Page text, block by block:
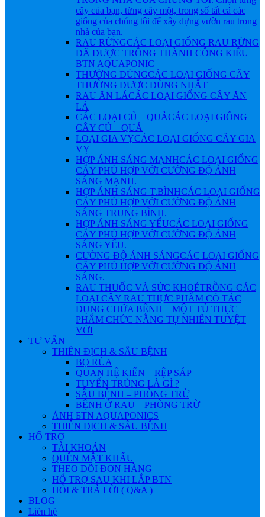
cây của bạn, từng cây một, trong số tất cả các
giống của chúng tôi để xây dựng vườn rau trong
nhà của bạn.
RAU RỪNGCÁC LOẠI GIỐNG RAU RỪNG
ĐÃ ĐƯỢC TRỒNG THÀNH CÔNG KIỂU
BTN AQUAPONIC
THƯỜNG DÙNGCÁC LOẠI GIỐNG CÂY
THƯỜNG ĐƯỢC DÙNG NHẤT
RAU ĂN LÁCÁC LOẠI GIỐNG CÂY ĂN
LÁ
CÁC LOẠI CỦ – QUẢCÁC LOẠI GIỐNG
CÂY CỦ – QUẢ
LOẠI GIA VỴCÁC LOẠI GIỐNG CÂY GIA
VỴ
HỢP ÁNH SÁNG MẠNHCÁC LOẠI GIỐNG
CÂY PHÙ HỢP VỚI CƯỜNG ĐỘ ÁNH
SÁNG MẠNH.
HỢP ÁNH SÁNG T.BÌNHCÁC LOẠI GIỐNG
CÂY PHÙ HỢP VỚI CƯỜNG ĐỘ ÁNH
SÁNG TRUNG BÌNH.
HỢP ÁNH SÁNG YẾUCÁC LOẠI GIỐNG
CÂY PHÙ HỢP VỚI CƯỜNG ĐỘ ÁNH
SÁNG YẾU.
CƯỜNG ĐỘ ÁNH SÁNGCÁC LOẠI GIỐNG
CÂY PHÙ HỢP VỚI CƯỜNG ĐỘ ÁNH
SÁNG.
RAU THUỐC VÀ SỨC KHOẺTRỒNG CÁC
LOẠI CÂY RAU THỰC PHẨM CÓ TÁC
DỤNG CHỮA BỆNH – MỘT TỦ THỰC
PHẨM CHỨC NĂNG TỰ NHIÊN TUYỆT
VỜI
TƯ VẤN
THIÊN ĐỊCH & SÂU BỆNH
BỌ RÙA
QUAN HỆ KIẾN – RỆP SÁP
TUYẾN TRÙNG LÀ GÌ ?
SÂU BỆNH – PHÒNG TRỪ
BỆNH Ở RAU – PHÒNG TRỪ
ẢNH БTN AQUAPONICS
THIÊN ĐỊCH & SÂU BỆNH
HỔ TRỢ
TÀI KHOẢN
QUÊN MẬT KHẨU
THEO DÕI ĐƠN HÀNG
HỔ TRỢ SAU KHI LẮP BTN
HỎI & TRẢ LỜI ( Q&A )
BLOG
Liên hệ